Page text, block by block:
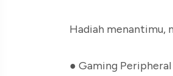
Hadiah menantimu,
● Gaming